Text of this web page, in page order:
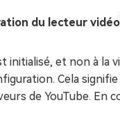
du lecteur
initialisé, et non à la
Cela signifie
de YouTube. En